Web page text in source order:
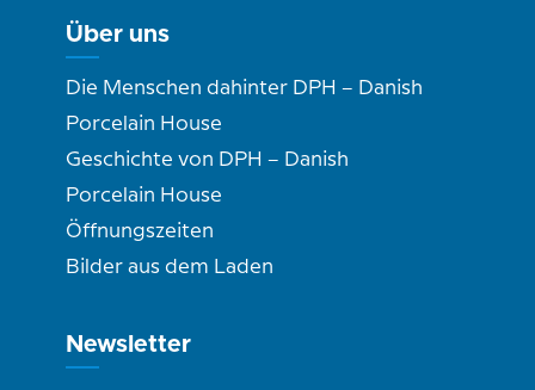
Über uns
Die Menschen dahinter DPH – Danish
Porcelain House
Geschichte von DPH – Danish
Porcelain House
Öffnungszeiten
Bilder aus dem Laden
Newsletter